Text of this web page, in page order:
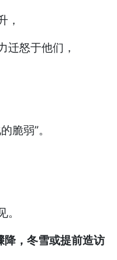
，
迁怒于他们，
脆弱”。
，冬雪或提前造访